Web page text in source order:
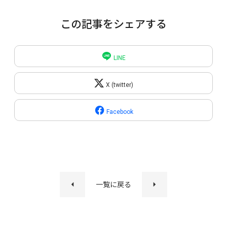
この記事をシェアする
LINE
X (twitter)
Facebook
一覧に戻る